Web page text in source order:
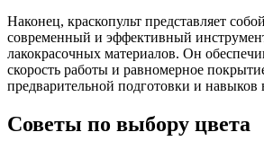
Наконец, краскопульт представляет
современный и эффективный
лакокрасочных материалов. Он
скорость работы и равномерное
предварительной подготовки и навыков
Советы по выбору цвета